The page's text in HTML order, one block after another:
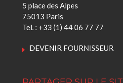
5 place des Alpes
75013 Paris
Tel. : +33 (1) 44 06 77 77
DEVENIR FOURNISSEUR